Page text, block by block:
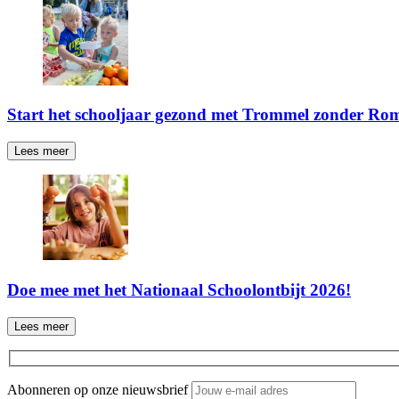
Start het schooljaar gezond met Trommel zonder
Lees meer
Doe mee met het Nationaal Schoolontbijt 2026!
Lees meer
Abonneren op onze nieuwsbrief